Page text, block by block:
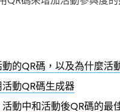
的QR碼，以及為什麼活
動QR碼生成器
動中和活動後QR碼的最